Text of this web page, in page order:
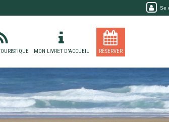
Se
MON LIVRET D'ACCUEIL RÉSERVER